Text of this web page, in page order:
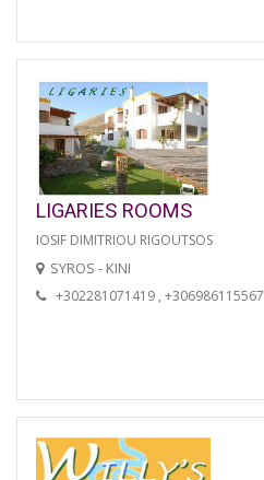
LIGARIES ROOMS
IOSIF DIMITRIOU RIGOUTSOS
SYROS - KINI
+302281071419 , +306986115567